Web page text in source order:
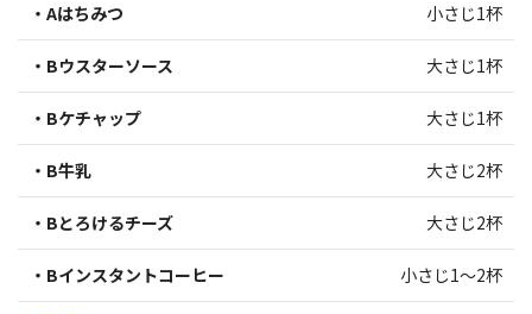
・Aはちみつ 小さじ1杯
・Bウスターソース 大さじ1杯
・Bケチャップ 大さじ1杯
・B牛乳 大さじ2杯
・Bとろけるチーズ 大さじ2杯
・Bインスタントコーヒー 小さじ1～2杯